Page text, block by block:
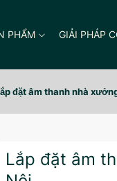
PHẨM GIẢI PHÁP
đặt âm thanh nhà
Lắp đặt âm